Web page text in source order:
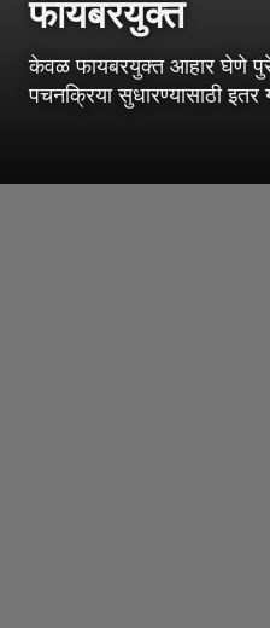
फायबरयुक्त
केवळ फायबरयुक्त आहार घेणे
पचनक्रिया सुधारण्यासाठी इतर